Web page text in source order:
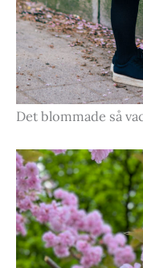
Det blommade så